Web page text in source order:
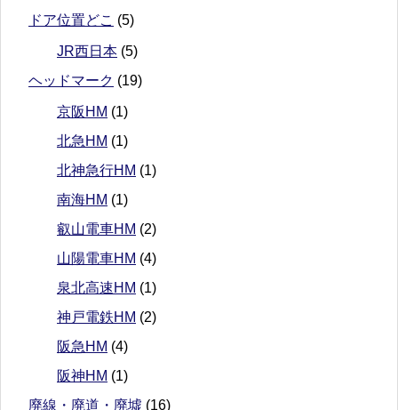
ドア位置どこ (5)
JR西日本 (5)
ヘッドマーク (19)
京阪HM (1)
北急HM (1)
北神急行HM (1)
南海HM (1)
叡山電車HM (2)
山陽電車HM (4)
泉北高速HM (1)
神戸電鉄HM (2)
阪急HM (4)
阪神HM (1)
廃線・廃道・廃墟 (16)